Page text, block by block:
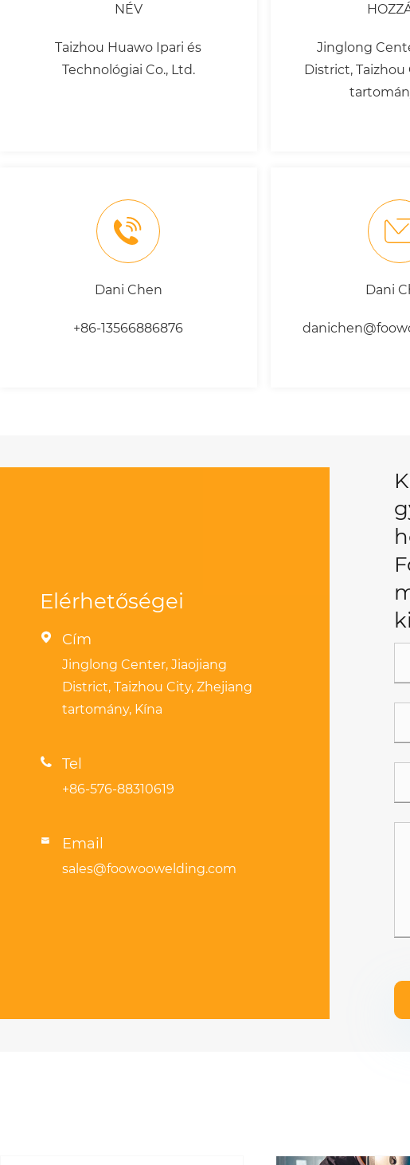
NÉV
Taizhou Huawo Ipari és
Technológiai Co., Ltd.
Jinglong
District, Taizhou
Dani Chen
+86-13566886876
Dani
Elérhetőségei
 Cím
Jinglong Center, Jiaojiang
District, Taizhou City, Zhejiang
tartomány, Kína
 Tel
+86-576-88310619
 Email
sales@foowoowelding.com